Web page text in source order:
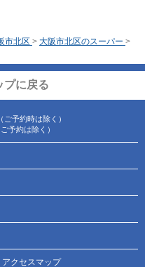
市北区 > 大阪市北区のスーパー >
プに戻る
予約時は除く）
予約は除く）
アクセスマップ